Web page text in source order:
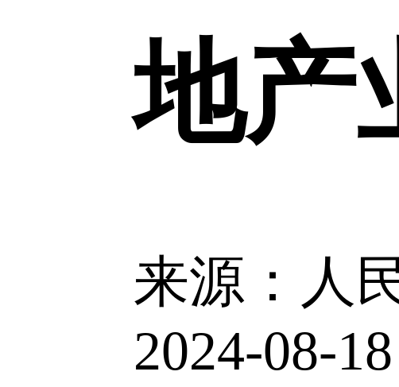
地产
来源：人
2024-08-18